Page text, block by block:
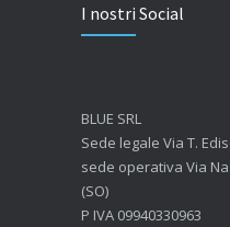
7 GIUGNO 2026
I nostri Social
BLUE SRL
Sede legale Via T.
sede operativa Via
(SO)
P IVA 09940330963